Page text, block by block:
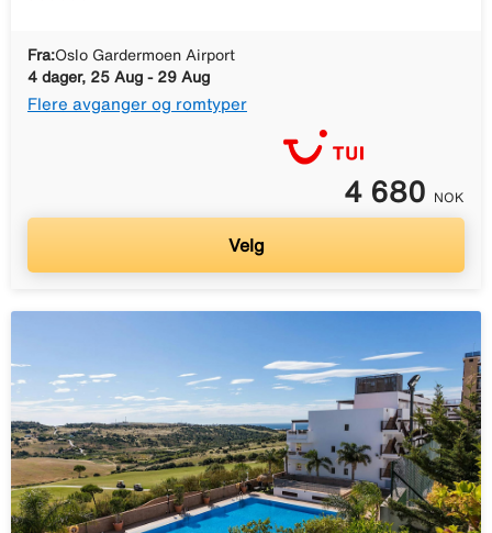
Fra:Oslo Gardermoen Airport
4 dager, 25 Aug - 29 Aug
Flere avganger og romtyper
4 680 NOK
Velg